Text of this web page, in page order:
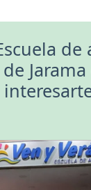
de